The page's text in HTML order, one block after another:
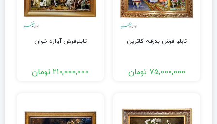
تابلو فرش بدرقه کاترین
75,000,000 تومان
تابلوفرش آوازه خوان
210,000,000 تومان